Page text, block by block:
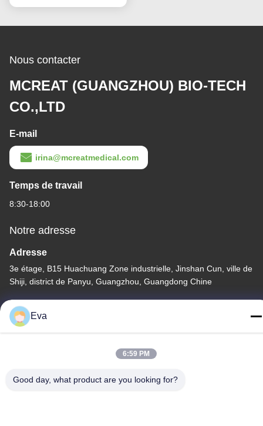
Nous contacter
MCREAT (GUANGZHOU) BIO-TECH
CO.,LTD
E-mail
irina@mcreatmedical.com
Temps de travail
8:30-18:00
Notre adresse
Adresse
3e étage, B15 Huachuang Zone industrielle, Jinshan Cun, ville de
Shiji, district de Panyu, Guangzhou, Guangdong Chine
Télégramme
86-020-3156-0583
Eva
6:59 PM
Good day, what product are you looking for?